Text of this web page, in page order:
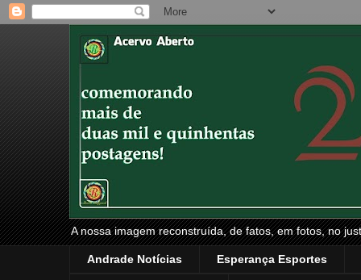
A nossa imagem reconstruída, de fatos, em fotos, no
Andrade Notícias Esperança Esportes